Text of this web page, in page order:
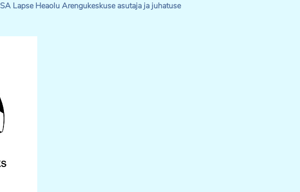
SA Lapse Heaolu Arengukeskuse asutaja ja juhatuse